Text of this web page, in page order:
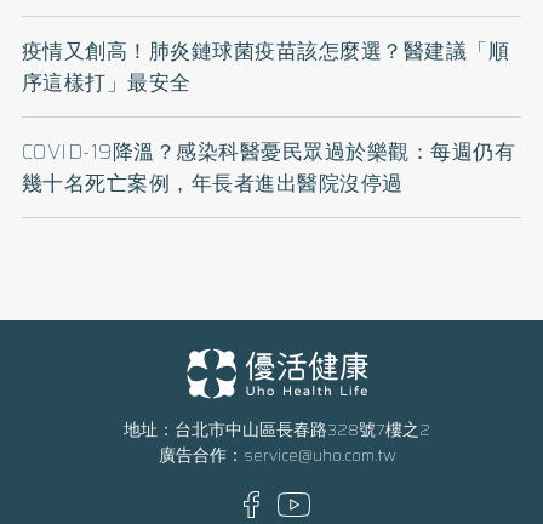
疫情又創高！肺炎鏈球菌疫苗該怎麼選？醫建議「順
序這樣打」最安全
COVID-19降溫？感染科醫憂民眾過於樂觀：每週仍有
幾十名死亡案例，年長者進出醫院沒停過
地址：台北市中山區長春路328號7樓之2
廣告合作： service@uho.com.tw